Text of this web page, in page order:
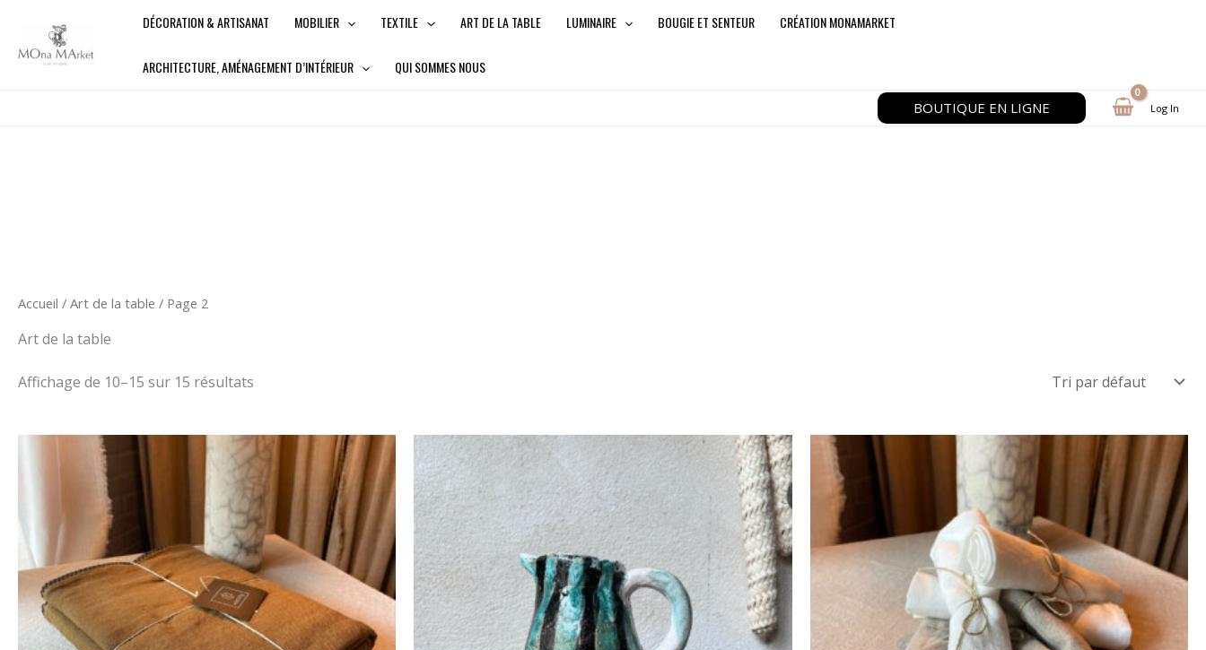
contenu
DÉCORATION & ARTISANAT MOBILIER TEXTILE ART DE LA TABLE LUMINAIRE BOUGIE ET SENTEUR CRÉATION MONAMARKET
ARCHITECTURE, AMÉNAGEMENT D’INTÉRIEUR QUI SOMMES NOUS
BOUTIQUE EN LIGNE Log In
Accueil / Art de la table / Page 2
Art de la table
Affichage de 10–15 sur 15 résultats